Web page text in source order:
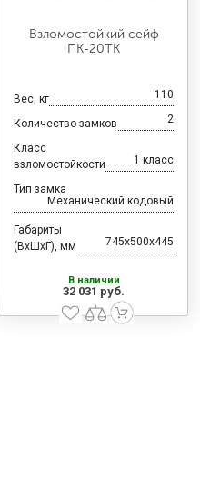
Взломостойкий сейф
ПК-20ТК
Вес, кг 110
Количество замков 2
Класс
взломостойкости
1 класс
Тип замка
Механический кодовый
Габариты
(ВхШхГ), мм
745x500x445
В наличии
32 031 руб.